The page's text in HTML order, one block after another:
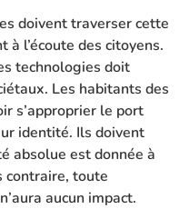
doivent traverser cette
à l’écoute des citoyens.
technologies doit
Les habitants des
s’approprier le port
identité. Ils doivent
absolue est donnée à
contraire, toute
aucun impact.